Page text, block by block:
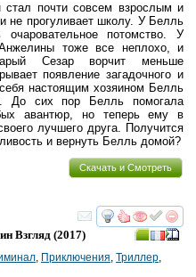
стал почти совсем взрослым и
не прогуливает школу. У Белль
очаровательное потомство. У
тоже все неплохо, и
Сезар ворчит меньше
появление загадочного и
настоящим хозяином Белль
До сих пор Белль помогала
авантюр, но теперь ему в
лучшего друга. Получится
и вернуть Белль домой?
Скачать и Смотреть
смотреть
Взгляд (2017)
, Приключения, Триллер,